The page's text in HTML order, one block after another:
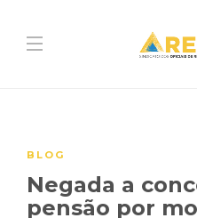
BLOG
Negada a
pensão por